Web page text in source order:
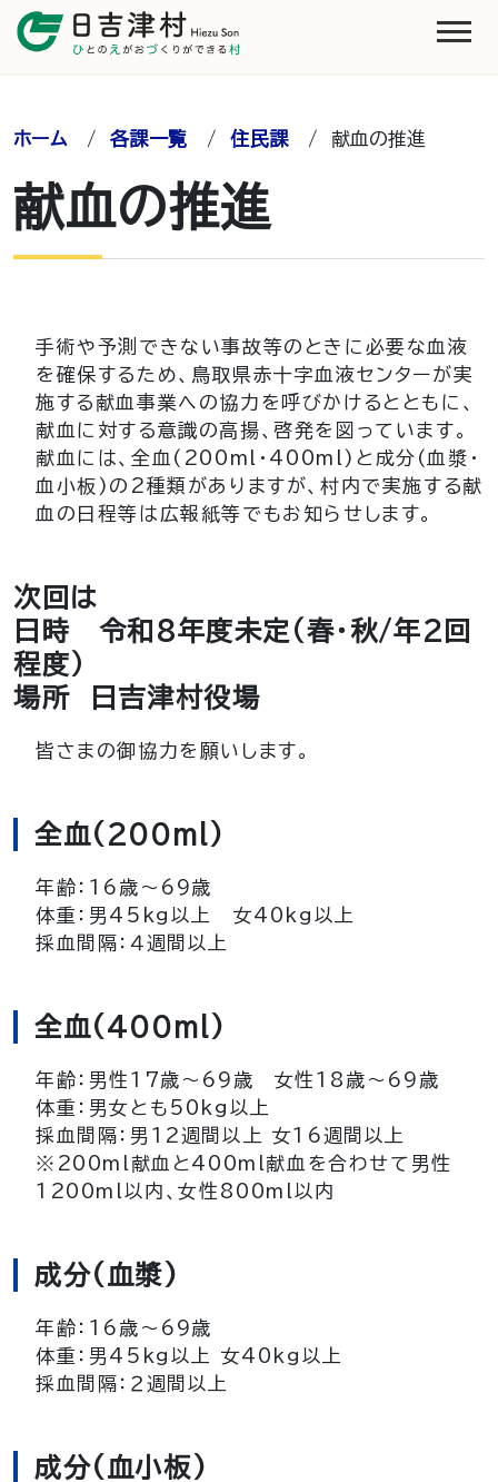
ホーム /各課一覧 /住民課/献血の推進
献血の推進
手術や予測できない事故等のときに必要な血液
を確保するため、鳥取県赤十字血液センターが実
施する献血事業への協力を呼びかけるとともに、
献血に対する意識の高揚、啓発を図っています。
献血には、全血(200ml・400ml)と成分(血漿・
血小板)の2種類がありますが、村内で実施する献
血の日程等は広報紙等でもお知らせします。
次回は
日時 令和8年度未定（春・秋/年2回
程度）
場所 日吉津村役場
皆さまの御協力を願いします。
全血(200ml)
年齢：16歳～69歳
体重：男45kg以上 女40kg以上
採血間隔：４週間以上
全血(400ml)
年齢：男性17歳～69歳 女性18歳～69歳
体重：男女とも50kg以上
採血間隔：男12週間以上 女16週間以上
※200ml献血と400ml献血を合わせて男性
1200ml以内、女性800ml以内
成分(血漿)
年齢：16歳～69歳
体重：男45kg以上 女40kg以上
採血間隔：２週間以上
成分(血小板)